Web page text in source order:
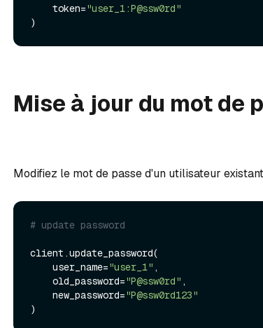
    token=
"user_1:P@ssw0rd"
Mise à jour du mot de
Modifiez le mot de passe d'un utilisateur
# update password
client.update_password(
    user_name=
"user_1" ,
    old_password=
"P@ssw0rd" ,
    new_password=
"P@ssw0rd123"